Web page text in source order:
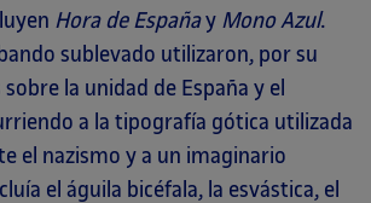
Hora de Españay Mono Azul.
sublevado utilizaron, por su
la unidad de España y el
a la tipografía gótica utilizada
el nazismo y a un imaginario
el águila bicéfala, la esvástica, el